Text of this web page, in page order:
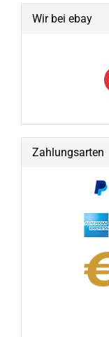
Wir bei ebay
Zahlungsarten